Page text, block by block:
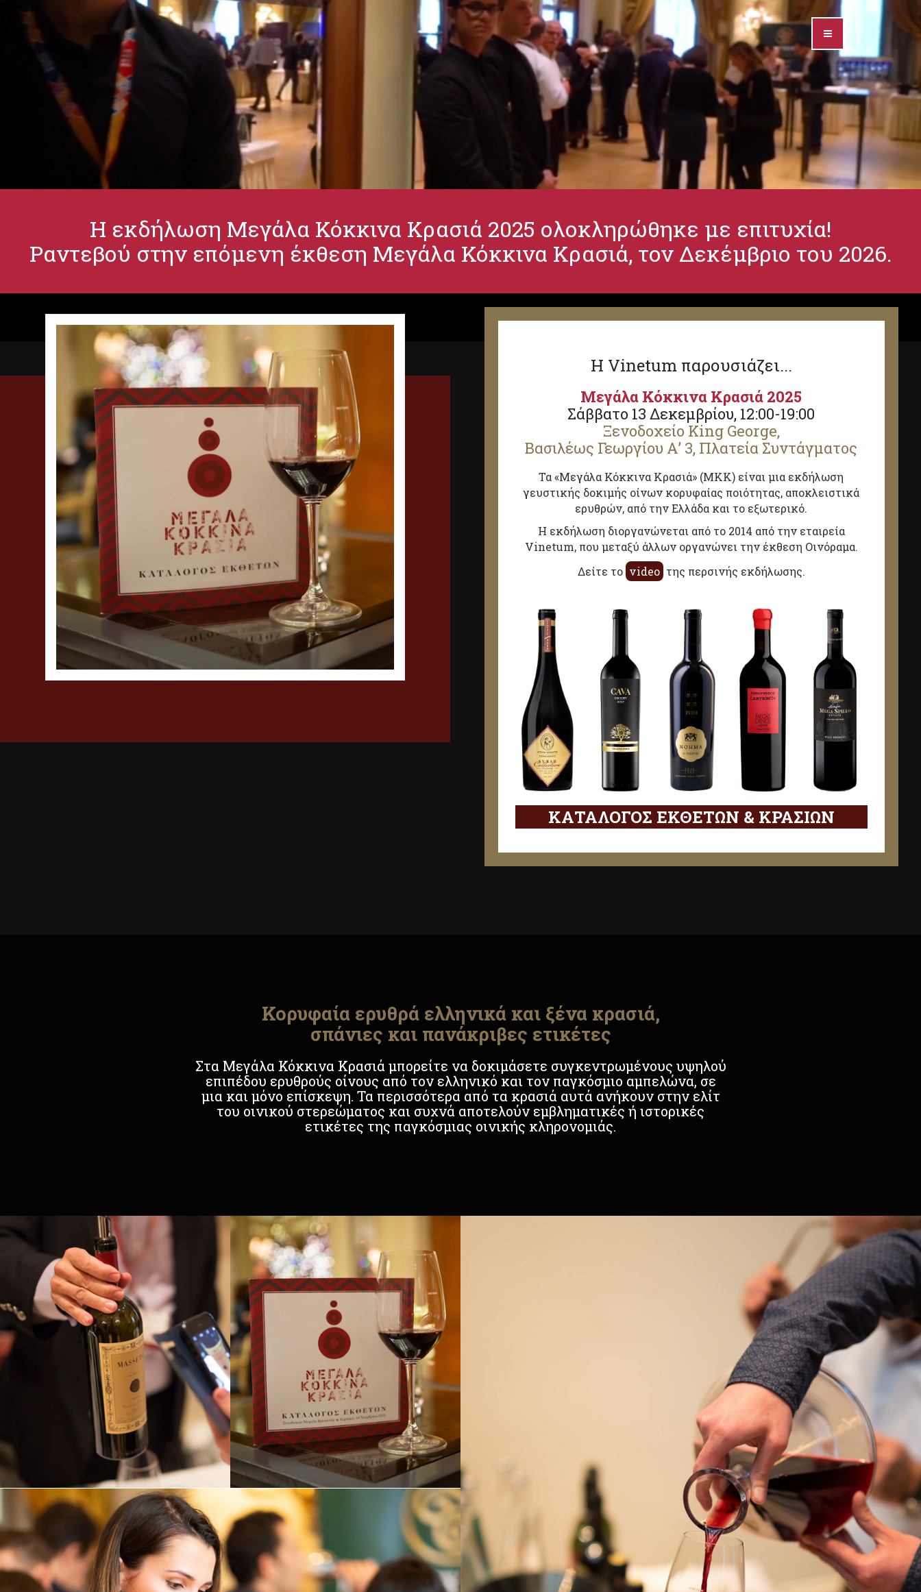
Η εκδήλωση Μεγάλα Κόκκινα Κρασιά 2025 ολοκληρώθηκε με επιτυχία!
Ραντεβού στην επόμενη έκθεση Μεγάλα Κόκκινα Κρασιά, τον Δεκέμβριο του 2026.
H Vinetum παρουσιάζει...
Μεγάλα Κόκκινα Κρασιά 2025
Σάββατο 13 Δεκεμβρίου, 12:00-19:00
Ξενοδοχείο King George,
Βασιλέως Γεωργίου Α’ 3, Πλατεία Συντάγματος
Τα «Μεγάλα Κόκκινα Κρασιά» (ΜΚΚ) είναι μια εκδήλωση
γευστικής δοκιμής οίνων κορυφαίας ποιότητας, αποκλειστικά
ερυθρών, από την Ελλάδα και το εξωτερικό.
Η εκδήλωση διοργανώνεται από το 2014 από την εταιρεία
Vinetum, που μεταξύ άλλων οργανώνει την έκθεση Οινόραμα.
Δείτε το video της περσινής εκδήλωσης.
ΚΑΤΑΛΟΓΟΣ ΕΚΘΕΤΩΝ & ΚΡΑΣΙΩΝ
Κορυφαία ερυθρά ελληνικά και ξένα κρασιά,
σπάνιες και πανάκριβες ετικέτες
Στα Μεγάλα Κόκκινα Κρασιά μπορείτε να δοκιμάσετε συγκεντρωμένους υψηλού
επιπέδου ερυθρούς οίνους από τον ελληνικό και τον παγκόσμιο αμπελώνα, σε
μια και μόνο επίσκεψη. Τα περισσότερα από τα κρασιά αυτά ανήκουν στην ελίτ
του οινικού στερεώματος και συχνά αποτελούν εμβληματικές ή ιστορικές
ετικέτες της παγκόσμιας οινικής κληρονομιάς.